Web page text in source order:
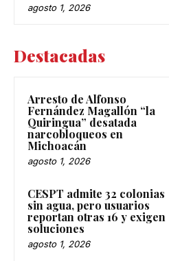
agosto 1, 2026
Destacadas
Arresto de Alfonso
Fernández Magallón “la
Quiringua” desatada
narcobloqueos en
Michoacán
agosto 1, 2026
CESPT admite 32 colonias
sin agua, pero usuarios
reportan otras 16 y exigen
soluciones
agosto 1, 2026